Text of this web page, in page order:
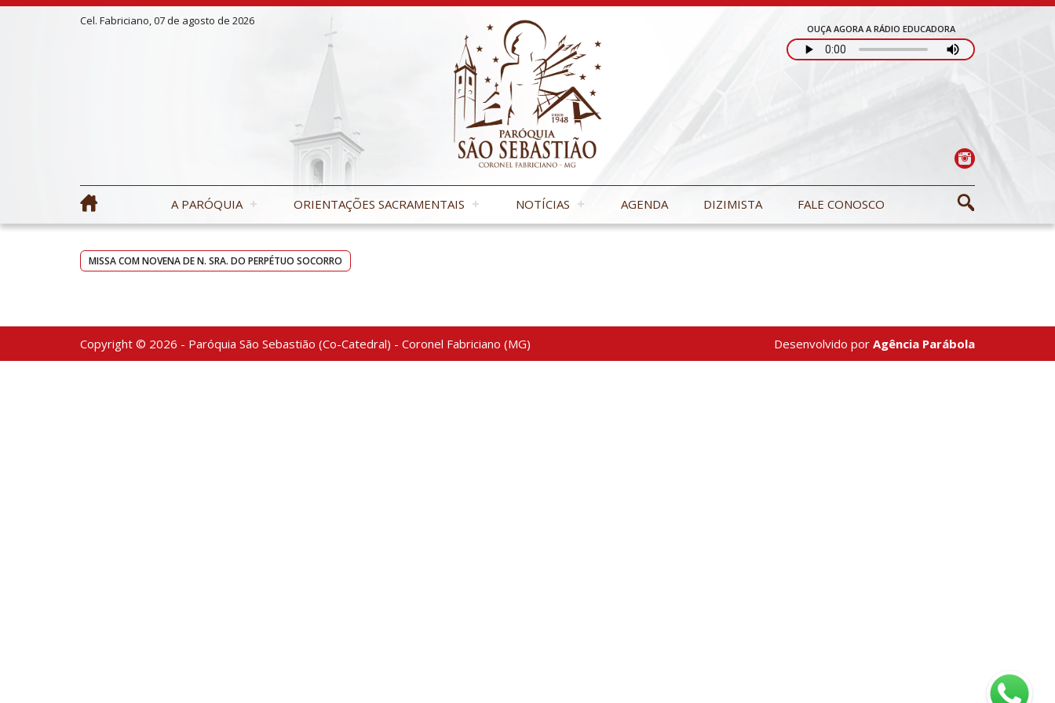
Cel. Fabriciano, 07 de agosto de 2026
OUÇA AGORA A RÁDIO EDUCADORA
A PARÓQUIA ORIENTAÇÕES SACRAMENTAIS NOTÍCIAS AGENDA DIZIMISTA FALE CONOSCO
MISSA COM NOVENA DE N. SRA. DO PERPÉTUO SOCORRO
Copyright © 2026 - Paróquia São Sebastião (Co-Catedral) - Coronel Fabriciano (MG) Desenvolvido por Agência Parábola